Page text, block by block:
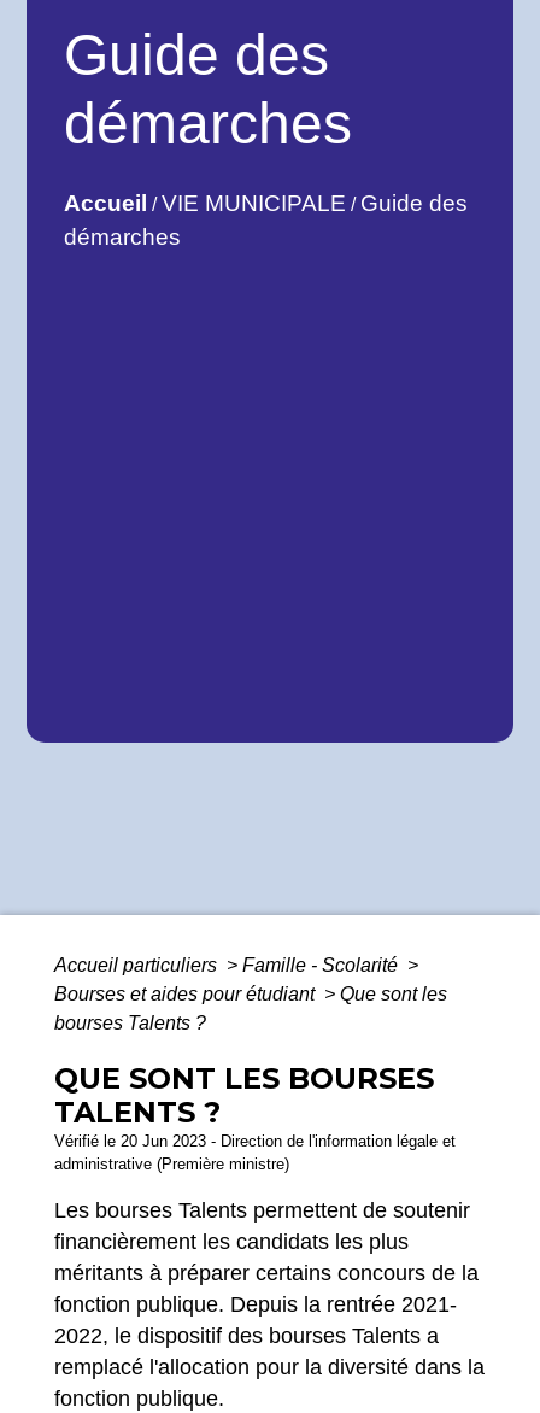
Guide des
démarches
Accueil /VIE MUNICIPALE / Guide des
démarches
Accueil particuliers > Famille - Scolarité >
Bourses et aides pour étudiant > Que sont les
bourses Talents ?
QUE SONT LES BOURSES
TALENTS ?
Vérifié le 20 Jun 2023 - Direction de l'information légale et
administrative (Première ministre)
Les bourses Talents permettent de soutenir
financièrement les candidats les plus
méritants à préparer certains concours de la
fonction publique. Depuis la rentrée 2021-
2022, le dispositif des bourses Talents a
remplacé l'allocation pour la diversité dans la
fonction publique.